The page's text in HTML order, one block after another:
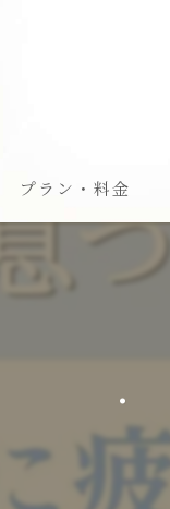
プラン・料金
.